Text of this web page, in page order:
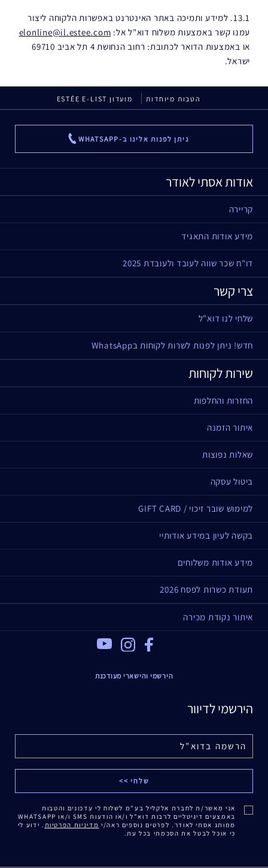
13.1. למידע ותמיכה באתר האינטרנט באפשרות הלקוחה ליצור
עמנו קשר באמצעות משלוח דוא"ל אל: elonline@il.estee.com
או באמצעות הדואר לכתובת: רחוב הנחושת 4 תל אביב 69710
ישראל.
הטבות מיוחדות מועדון ESTÉE E-LIST
ניתן לפנות אלינו ב-WHATSAPP ...
אודות אסתי לאודר
קריירה
מידע אודות התאגיד
דו"ח שכר שווה לעובד ולעובדת 2025
צרי קשר
שלחי לנו דוא"ל
חדש! ניתן לפנות לשרות לקוחות בWhatsApp
שירות לקוחות
החזרות והחלפות
איתור הזמנה
שאלות נפוצות
ביטול עסקה
למימוש שובר זיכוי / GIFT CARD
בקשה לעיון במידע אודותיי
מידע אודות משלוחים
תעודת כשרות לפסח 2026
איתור נקודת מכירה
Facebook
הירשמי והישארי מעודכנת
הירשמי לדיוור
אני מאשר/ת לחברת אלקליל בע"מ לשלוח לי עדכונים והטבות
באמצעים דיגיטליים לרבות דוא"ל ו/או הודעות SMS ו/או WHATSAPP
ממותג אסתי לאודר. לפרטים נוספים ראה/י מדיניות הפרטיות . ידוע לי
כי אוכל לבטל את הסכמתי בכל עת.